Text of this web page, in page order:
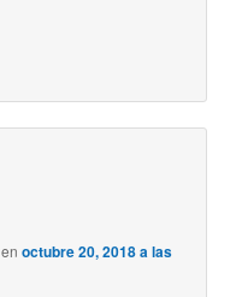
enoctubre 20, 2018 a las